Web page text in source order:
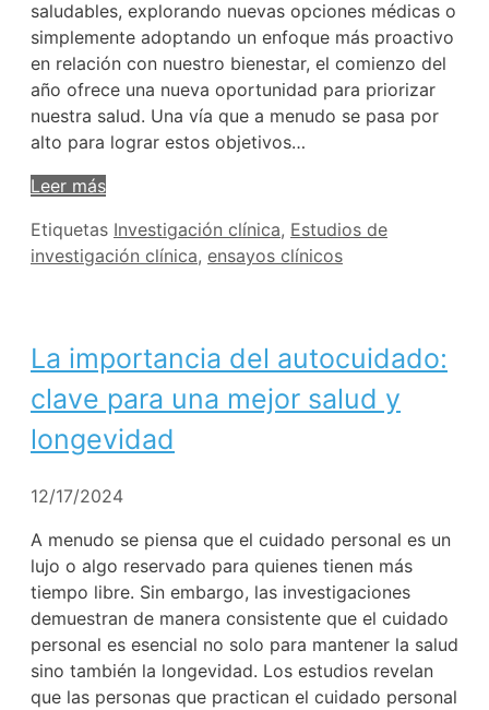
saludables, explorando nuevas opciones médicas o
simplemente adoptando un enfoque más proactivo
en relación con nuestro bienestar, el comienzo del
año ofrece una nueva oportunidad para priorizar
nuestra salud. Una vía que a menudo se pasa por
alto para lograr estos objetivos…
Leer más
Etiquetas Investigación clínica, Estudios de
investigación clínica, ensayos clínicos
La importancia del autocuidado:
clave para una mejor salud y
longevidad
12/17/2024
A menudo se piensa que el cuidado personal es un
lujo o algo reservado para quienes tienen más
tiempo libre. Sin embargo, las investigaciones
demuestran de manera consistente que el cuidado
personal es esencial no solo para mantener la salud
sino también la longevidad. Los estudios revelan
que las personas que practican el cuidado personal